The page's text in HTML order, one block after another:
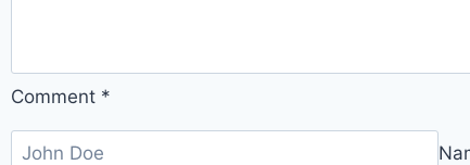
Comment *